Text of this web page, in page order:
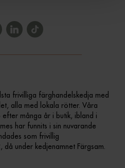
frivilliga färghandelskedja med
alla med lokala rötter. Våra
efter många år i butik, ibland i
har funnits i sin nuvarande
som frivillig
under kedjenamnet Färgsam.